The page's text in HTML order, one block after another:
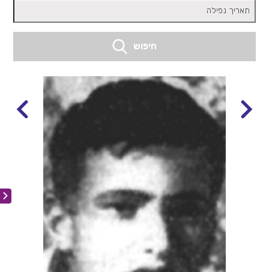
תאריך נפילה
חיפוש